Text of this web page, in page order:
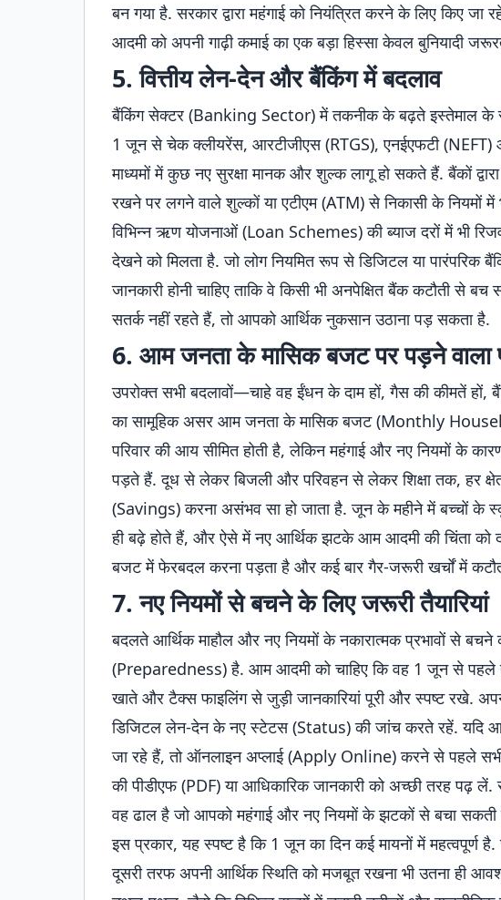
बन गया है. सरकार द्वारा महंगाई को नियंत्रित करने के लिए किए जा
आदमी को अपनी गाढ़ी कमाई का एक बड़ा हिस्सा केवल बुनियादी
5. वित्तीय लेन-देन और बैंकिंग में बदलाव
बैंकिंग सेक्टर (Banking Sector) में तकनीक के बढ़ते इस्तेमाल के
1 जून से चेक क्लीयरेंस, आरटीजीएस (RTGS), एनईएफटी
माध्यमों में कुछ नए सुरक्षा मानक और शुल्क लागू हो सकते हैं. बैंकों
रखने पर लगने वाले शुल्कों या एटीएम (ATM) से निकासी के नियमों में
विभिन्न ऋण योजनाओं (Loan Schemes) की ब्याज दरों में भी
देखने को मिलता है. जो लोग नियमित रूप से डिजिटल या पारंपरिक
जानकारी होनी चाहिए ताकि वे किसी भी अनपेक्षित बैंक कटौती से
सतर्क नहीं रहते हैं, तो आपको आर्थिक नुकसान उठाना पड़ सकता है.
6. आम जनता के मासिक बजट पर पड़ने वाला
उपरोक्त सभी बदलावों—चाहे वह ईंधन के दाम हों, गैस की कीमतें
का सामूहिक असर आम जनता के मासिक बजट (Monthly
परिवार की आय सीमित होती है, लेकिन महंगाई और नए नियमों के
पड़ते हैं. दूध से लेकर बिजली और परिवहन से लेकर शिक्षा तक, हर
(Savings) करना असंभव सा हो जाता है. जून के महीने में बच्चों
ही बढ़े होते हैं, और ऐसे में नए आर्थिक झटके आम आदमी की चिंता को
बजट में फेरबदल करना पड़ता है और कई बार गैर-जरूरी खर्चों में
7. नए नियमों से बचने के लिए जरूरी तैयारियां
बदलते आर्थिक माहौल और नए नियमों के नकारात्मक प्रभावों से बचने
(Preparedness) है. आम आदमी को चाहिए कि वह 1 जून से पहले
खाते और टैक्स फाइलिंग से जुड़ी जानकारियां पूरी और स्पष्ट रखे.
डिजिटल लेन-देन के नए स्टेटस (Status) की जांच करते रहें. यदि आप
जा रहे हैं, तो ऑनलाइन अप्लाई (Apply Online) करने से पहले
की पीडीएफ (PDF) या आधिकारिक जानकारी को अच्छी तरह पढ़ लें.
वह ढाल है जो आपको महंगाई और नए नियमों के झटकों से बचा सकती
इस प्रकार, यह स्पष्ट है कि 1 जून का दिन कई मायनों में महत्वपूर्ण
दूसरी तरफ अपनी आर्थिक स्थिति को मजबूत रखना भी उतना ही